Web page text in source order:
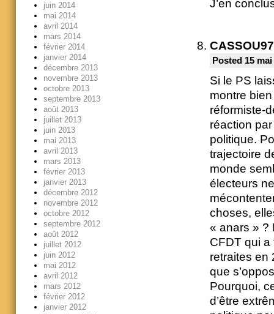
J’en
Posted 15
Si le PS
montre
réformiste-
réaction
politique.
trajectoire
monde
électeurs
choses,
« anars » ?
CFDT qui a
retraites en
que
Pourquoi,
d’être
juin 2014
mai 2014
avril 2014
mars 2014
février 2014
janvier 2014
décembre 2013
novembre 2013
octobre 2013
septembre 2013
août 2013
juillet 2013
juin 2013
mai 2013
avril 2013
mars 2013
février 2013
janvier 2013
décembre 2012
novembre 2012
octobre 2012
septembre 2012
août 2012
juillet 2012
juin 2012
mai 2012
avril 2012
mars 2012
février 2012
janvier 2012